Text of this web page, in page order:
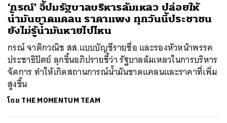
‘กรณ์’ จี้ปมรัฐบาลบริหารล้มเหลว ปล่อยให้
น้ำมันขาดแคลน ราคาแพง ทุกวันนี้ประชาชน
ยังไม่รู้น้ำมันหายไปไหน
กรณ์ จาติกวณิช สส.แบบบัญชีรายชื่อ และรองหัวหน้าพรรค
ประชาธิปัตย์ ลุกขึ้นอภิปรายชี้ว่า รัฐบาลล้มเหลวในการบริหาร
จัดการ ทำให้เกิดสถานการณ์น้ำมันขาดแคลนและราคาที่เพิ่ม
สูงขึ้น
โดย THE MOMENTUM TEAM